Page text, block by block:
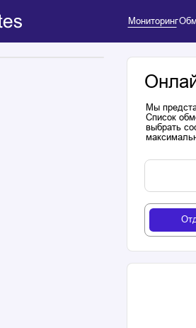
Мониторинг
Мы
Список
выбрать